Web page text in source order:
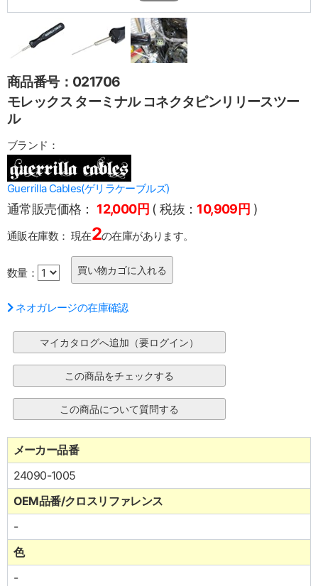
商品番号：021706
モレックス ターミナル コネクタピンリリースツー
ル
ブランド：
Guerrilla Cables(ゲリラケーブルズ)
通常販売価格： 12,000円 ( 税抜： 10,909円 )
通販在庫数： 現在2の在庫があります。
数量：
ネオガレージの在庫確認
メーカー品番
24090-1005
OEM品番/クロスリファレンス
-
色
-